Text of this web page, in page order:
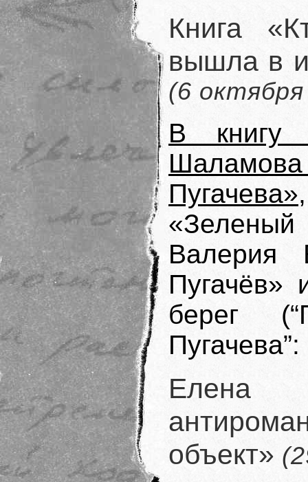
Книга
вышла в
(6
В книгу
Пугачева»
«Зеленый
Валерия
Пугачёв»
берег
Елена
объект»